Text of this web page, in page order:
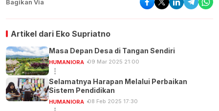
Bagikan Via
Artikel dari Eko Supriatno
Masa Depan Desa di Tangan Sendiri
HUMANIORA 09 Mar 2025 21:00
Selamatnya Harapan Melalui Perbaikan
Sistem Pendidikan
HUMANIORA 08 Feb 2025 17:30